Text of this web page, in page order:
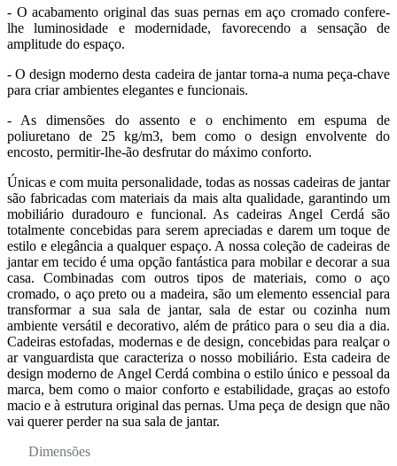
- O acabamento original das suas pernas em aço cromado confere-
lhe luminosidade e modernidade, favorecendo a sensação de
amplitude do espaço.
- O design moderno desta cadeira de jantar torna-a numa peça-chave
para criar ambientes elegantes e funcionais.
- As dimensões do assento e o enchimento em espuma de
poliuretano de 25 kg/m3, bem como o design envolvente do
encosto, permitir-lhe-ão desfrutar do máximo conforto.
Únicas e com muita personalidade, todas as nossas cadeiras de jantar
são fabricadas com materiais da mais alta qualidade, garantindo um
mobiliário duradouro e funcional. As cadeiras Angel Cerdá são
totalmente concebidas para serem apreciadas e darem um toque de
estilo e elegância a qualquer espaço. A nossa coleção de cadeiras de
jantar em tecido é uma opção fantástica para mobilar e decorar a sua
casa. Combinadas com outros tipos de materiais, como o aço
cromado, o aço preto ou a madeira, são um elemento essencial para
transformar a sua sala de jantar, sala de estar ou cozinha num
ambiente versátil e decorativo, além de prático para o seu dia a dia.
Cadeiras estofadas, modernas e de design, concebidas para realçar o
ar vanguardista que caracteriza o nosso mobiliário. Esta cadeira de
design moderno de Angel Cerdá combina o estilo único e pessoal da
marca, bem como o maior conforto e estabilidade, graças ao estofo
macio e à estrutura original das pernas. Uma peça de design que não
vai querer perder na sua sala de jantar.
Dimensões